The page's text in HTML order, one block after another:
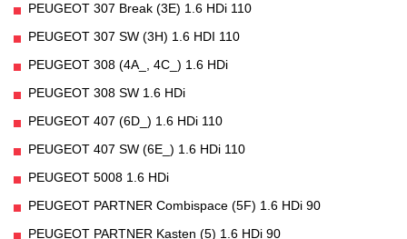
PEUGEOT 307 Break (3E) 1.6 HDi 110
PEUGEOT 307 SW (3H) 1.6 HDI 110
PEUGEOT 308 (4A_, 4C_) 1.6 HDi
PEUGEOT 308 SW 1.6 HDi
PEUGEOT 407 (6D_) 1.6 HDi 110
PEUGEOT 407 SW (6E_) 1.6 HDi 110
PEUGEOT 5008 1.6 HDi
PEUGEOT PARTNER Combispace (5F) 1.6 HDi 90
PEUGEOT PARTNER Kasten (5) 1.6 HDi 90